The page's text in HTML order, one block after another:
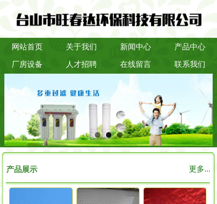
网站首页 关于我们 新闻中心 产品中心
厂房设备 人才招聘 在线留言 联系我们
更多...
产品展示